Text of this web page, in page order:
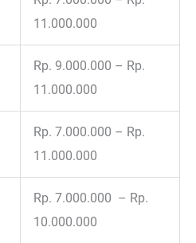
11.000.000
Rp. 9.000.000 – Rp.
11.000.000
Rp. 7.000.000 – Rp.
11.000.000
Rp. 7.000.000 – Rp.
10.000.000